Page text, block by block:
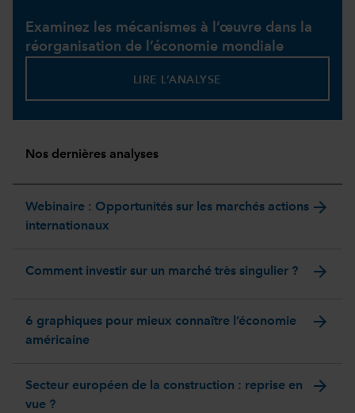
Examinez les mécanismes à l’œuvre dans la
réorganisation de l’économie mondiale
LIRE L’ANALYSE
Nos dernières analyses
Webinaire : Opportunités sur les marchés actions
internationaux
arrow_forward
Comment investir sur un marché très singulier ? arrow_forward
6 graphiques pour mieux connaître l’économie
américaine
arrow_forward
Secteur européen de la construction : reprise en
vue ?
arrow_forward